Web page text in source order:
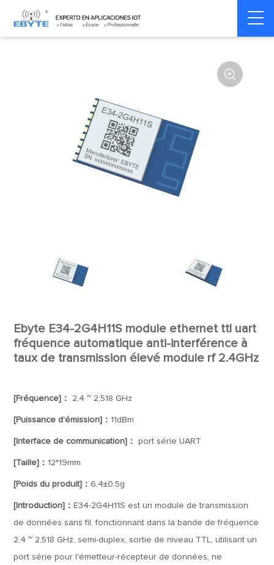
Home > Module > SPI/SOC/UART

Ebyte E34-2G4H11S module ethernet ttl uart
fréquence automatique anti-interférence à
taux de transmission élevé module rf 2.4GHz
[Fréquence]： 2,4 ~ 2,518 GHz
[Puissance d'émission]： 11dBm
[Interface de communication]： port série UART
[Taille]： 12*19mm
[Poids du produit]： 6.4±0.5g
[Introduction]： E34-2G4H11S est un module de transmission
de données sans fil, fonctionnant dans la bande de fréquence
2,4 ~ 2,518 GHz, semi-duplex, sortie de niveau TTL, utilisant un
port série pour l'émetteur-récepteur de données, ne